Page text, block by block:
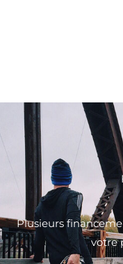
Plusieurs
votre